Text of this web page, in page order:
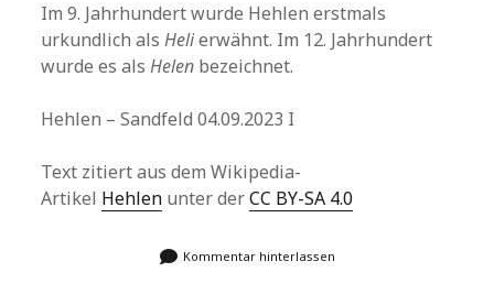
Im 9. Jahrhundert wurde Hehlen erstmals
urkundlich alsHelierwähnt. Im 12. Jahrhundert
wurde es alsHelen bezeichnet.
Hehlen – Sandfeld 04.09.2023 I
Text zitiert aus dem Wikipedia-
Artikel Hehlen unter derCC BY-SA 4.0
Kommentar hinterlassen